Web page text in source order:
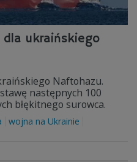
dla ukraińskiego
Naftohazu.
następnych 100
błękitnego surowca.
wojna na Ukrainie